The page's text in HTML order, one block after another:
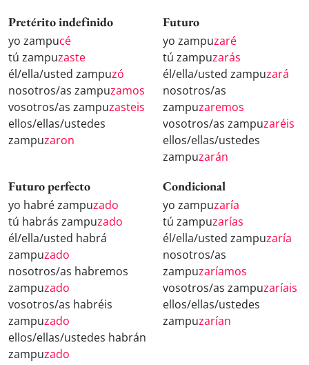
Pretérito indefinido
yo zampucé
tú zampuzaste
él/ella/usted zampuzó
nosotros/as zampuzamos
vosotros/as zampuzasteis
ellos/ellas/ustedes
zampuzaron
Futuro
yo zampuzaré
tú zampuzarás
él/ella/usted zampuzará
nosotros/as
zampuzaremos
vosotros/as zampuzaréis
ellos/ellas/ustedes
zampuzarán
Futuro perfecto
yo habré zampuzado
tú habrás zampuzado
él/ella/usted habrá
zampuzado
nosotros/as habremos
zampuzado
vosotros/as habréis
zampuzado
ellos/ellas/ustedes habrán
zampuzado
Condicional
yo zampuzaría
tú zampuzarías
él/ella/usted zampuzaría
nosotros/as
zampuzaríamos
vosotros/as zampuzaríais
ellos/ellas/ustedes
zampuzarían